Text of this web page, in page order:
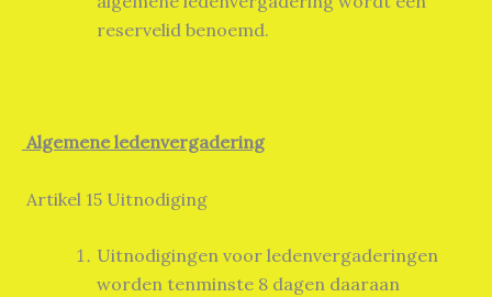
reservelid benoemd.
Algemene ledenvergadering
Artikel 15 Uitnodiging
Uitnodigingen voor ledenvergaderingen
worden tenminste 8 dagen daaraan